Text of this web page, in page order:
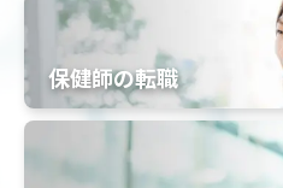
保健師の転職